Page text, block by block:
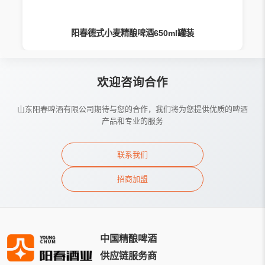
阳春德式小麦精酿啤酒650ml罐装
欢迎咨询合作
山东阳春啤酒有限公司期待与您的合作，我们将为您提供优质的啤酒
产品和专业的服务
联系我们
招商加盟
中国精酿啤酒
供应链服务商